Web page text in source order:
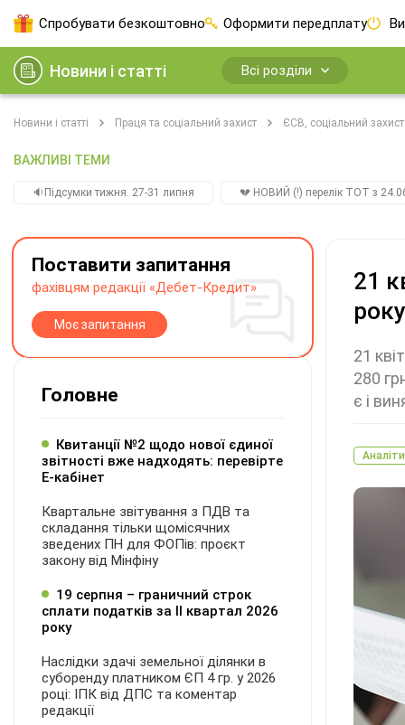
Спробувати безкоштовно Оформити передплату
Новини і статті Всі розділи
Новини і статті Праця та соціальний захист ЄСВ, соціальний захист
ВАЖЛИВІ ТЕМИ
🔉Підсумки тижня. 27-31 липня 💔 НОВИЙ (!) перелік ТОТ з
21
21
280
є і
Поставити запитання
фахівцям редакції «Дебет-Кредит»
Моє запитання
Головне
Квитанції №2 щодо нової єдиної
звітності вже надходять: перевірте
Е-кабінет
Квартальне звітування з ПДВ та
складання тільки щомісячних
зведених ПН для ФОПів: проєкт
закону від Мінфіну
19 серпня – граничний строк
сплати податків за ІI квартал 2026
року
Наслідки здачі земельної ділянки в
суборенду платником ЄП 4 гр. у 2026
році: ІПК від ДПС та коментар
редакції